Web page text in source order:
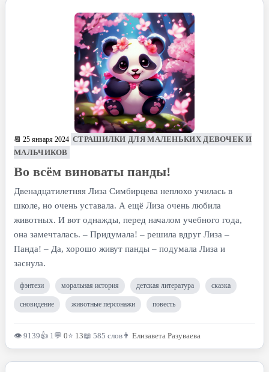
📆 25 января 2024 СТРАШИЛКИ ДЛЯ МАЛЕНЬКИХ ДЕВОЧЕК И
МАЛЬЧИКОВ
Во всём виноваты панды!
Двенадцатилетняя Лиза Симбирцева неплохо училась в
школе, но очень уставала. А ещё Лиза очень любила
животных. И вот однажды, перед началом учебного года,
она замечталась. – Придумала! – решила вдруг Лиза –
Панда! – Да, хорошо живут панды – подумала Лиза и
заснула.
фэнтези моральная история детская литература сказка
сновидение животные персонажи повесть
👁 9139👍 1💬 0⭐ 13📖 585 слов 👨 Елизавета Разуваева